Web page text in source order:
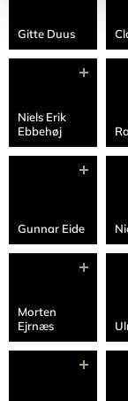
Gitte Duus
Niels Erik
Ebbehøj
Gunnar Eide
Morten
Ejrnæs